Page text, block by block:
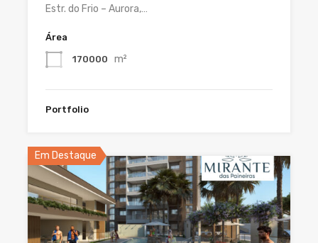
Estr. do Frio – Aurora,…
Área
170000 m²
Portfolio
Em Destaque